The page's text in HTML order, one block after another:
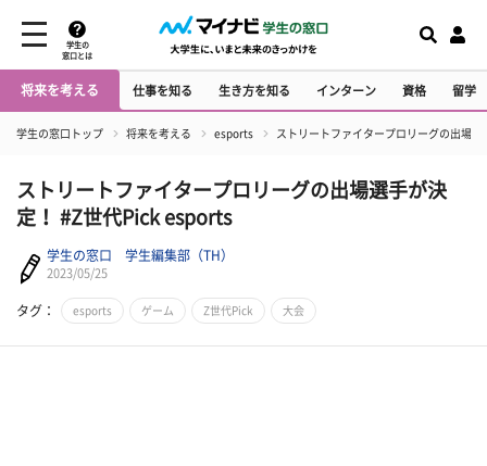
学生の
窓口とは
将来を考える 仕事を知る 生き方を知る インターン 資格 留学
学生の窓口トップ 将来を考える esports ストリートファイタープロリーグの出場
ストリートファイタープロリーグの出場選手が決
定！ #Z世代Pick esports
学生の窓口 学生編集部（TH）
2023/05/25
タグ： esports ゲーム Z世代Pick 大会